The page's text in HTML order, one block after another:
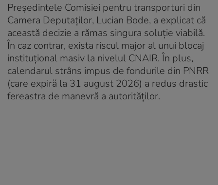
Președintele Comisiei pentru transporturi din
Camera Deputaților, Lucian Bode, a explicat că
această decizie a rămas singura soluție viabilă.
În caz contrar, exista riscul major al unui blocaj
instituțional masiv la nivelul CNAIR. În plus,
calendarul strâns impus de fondurile din PNRR
(care expiră la 31 august 2026) a redus drastic
fereastra de manevră a autorităților.